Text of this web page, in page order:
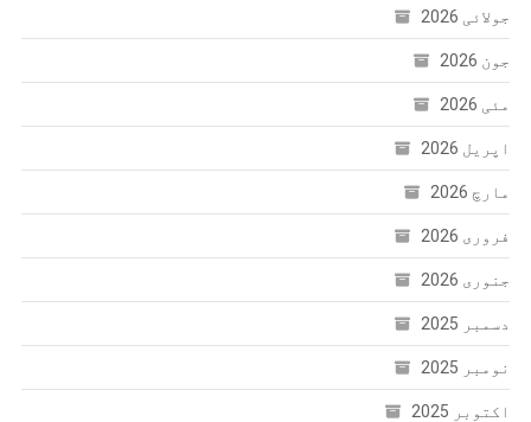
جولائی 2026
جون 2026
مئی 2026
اپریل 2026
مارچ 2026
فروری 2026
جنوری 2026
دسمبر 2025
نومبر 2025
اکتوبر 2025